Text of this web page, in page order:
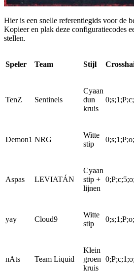
Hier is een snelle referentiegids voor de
Kopieer en plak deze configuratiecodes
stellen.
Speler Team Stijl
TenZ Sentinels
Cyaan
dun
kruis
Demon1 NRG
Witte
stip
Aspas LEVIATÁN
Cyaan
stip +
lijnen
yay Cloud9
Witte
stip
nAts Team Liquid
Klein
groen
kruis